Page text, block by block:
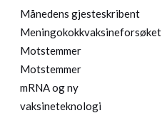
Månedens gjesteskribent
Meningokokkvaksineforsøket
Motstemmer
Motstemmer
mRNA og ny
vaksineteknologi